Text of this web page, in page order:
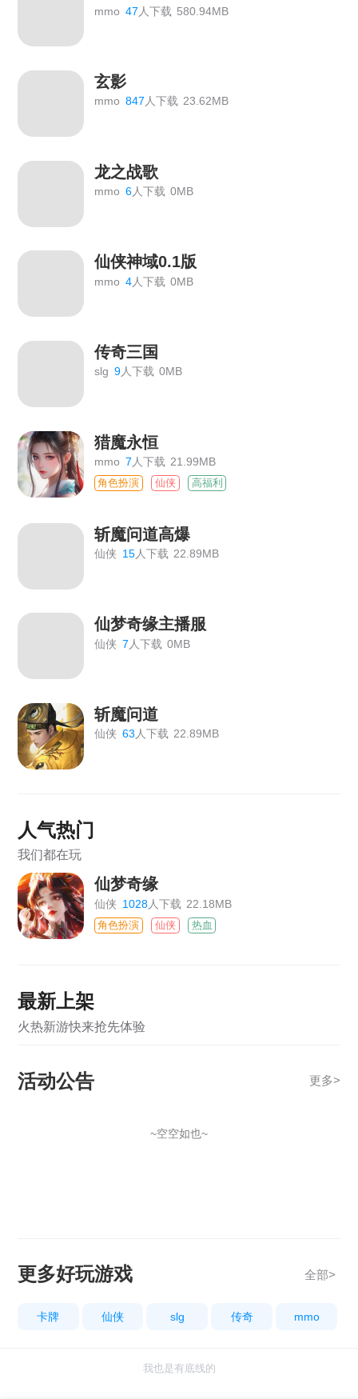
mmo 47 人下载 580.94MB
玄影
mmo 847人下载 23.62MB
龙之战歌
mmo 6人下载 0MB
仙侠神域0.1版
mmo 4人下载 0MB
传奇三国
slg 9人下载 0MB
猎魔永恒
mmo 7 人下载 21.99MB
角色扮演 仙侠 高福利
斩魔问道高爆
仙侠 15人下载 22.89MB
仙梦奇缘主播服
仙侠 7 人下载 0MB
斩魔问道
仙侠 63人下载 22.89MB
人气热门
我们都在玩
仙梦奇缘
仙侠 1028人下载 22.18MB
角色扮演 仙侠 热血
最新上架
火热新游快来抢先体验
活动公告 更多>
~空空如也~
更多好玩游戏 全部>
卡牌 仙侠 slg 传奇 mmo
我也是有底线的